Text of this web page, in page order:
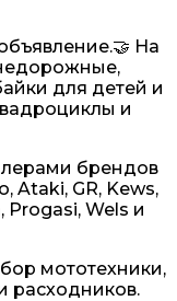
На
для детей и
и
брендов
Ataki, GR, Kews,
Progasi, Wels и
мототехники,
расходников.